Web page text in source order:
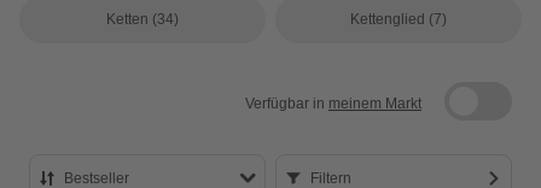
Ketten (34) Kettenglied (7)
Verfügbar in meinem Markt
Bestseller Filtern